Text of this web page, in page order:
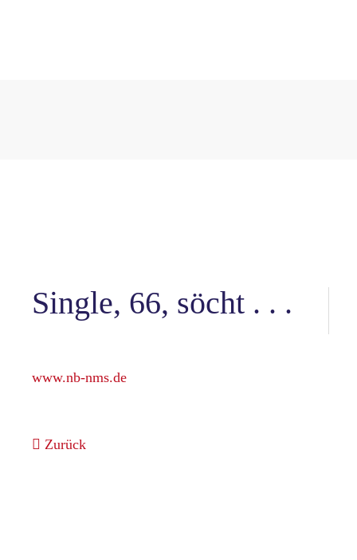
Single, 66, söcht . . .
www.nb-nms.de
Zurück